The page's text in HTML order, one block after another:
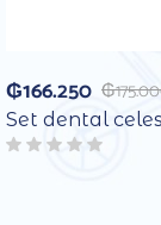
₲
₲166.250
Set dental